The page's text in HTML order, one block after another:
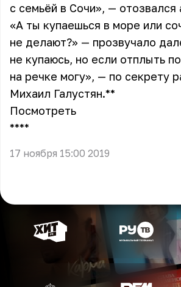
с семьёй в Сочи», — отозвался
«А ты купаешься в море или
не делают?» — прозвучало
не купаюсь, но если отплыть
на речке могу», — по секрету
Михаил Галустян.**
Посмотреть
** **
17 ноября 15:00 2019